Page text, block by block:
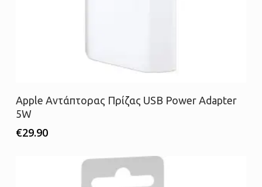
Διαβάστε περισσότερα
Apple Αντάπτορας Πρίζας USB Power Adapter
5W
€29.90